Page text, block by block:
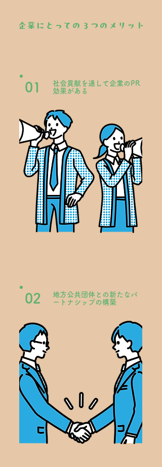
企業にとっての３つのメリット
01
社会貢献を通して企業のPR
効果がある
02
地方公共団体との新たなパ
ートナシップの構築